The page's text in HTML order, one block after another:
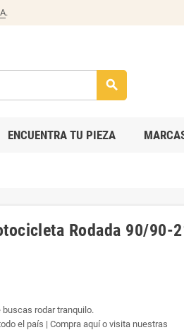
.
search
ENCUENTRA TU PIEZA
Rodada 90/90-
rodar tranquilo.
el país | Compra aquí o visita nuestras